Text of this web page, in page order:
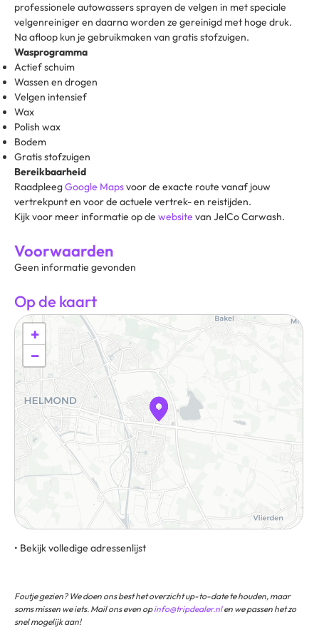
professionele autowassers sprayen de velgen in met speciale
velgenreiniger en daarna worden ze gereinigd met hoge druk.
Na afloop kun je gebruikmaken van gratis stofzuigen.
Wasprogramma
Actief schuim
Wassen en drogen
Velgen intensief
Wax
Polish wax
Bodem
Gratis stofzuigen
Bereikbaarheid
RaadpleegGoogle Mapsvoor de exacte route vanaf jouw
vertrekpunt en voor de actuele vertrek- en reistijden.
Kijk voor meer informatie op de website van JelCo Carwash.
Voorwaarden
Geen informatie gevonden
Op de kaart
+
−
• Bekijk volledige adressenlijst
Foutje gezien? We doen ons best het overzicht up-to-date te houden, maar
soms missen we iets. Mail ons even opinfo@tripdealer.nlen we passen het zo
snel mogelijk aan!